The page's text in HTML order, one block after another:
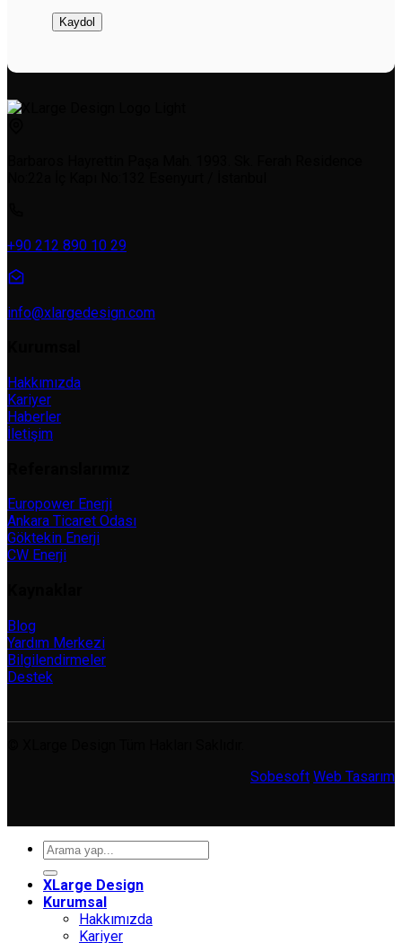
+90 212 890 10 29
info@xlargedesign.com
Hakkımızda
Kariyer
Haberler
İletişim
Europower Enerji
Ankara Ticaret Odası
Göktekin Enerji
CW Enerji
Blog
Yardım Merkezi
Bilgilendirmeler
Destek
Sobesoft Web Tasarım
Ara:
XLarge Design
Kurumsal
Hakkımızda
Kariyer